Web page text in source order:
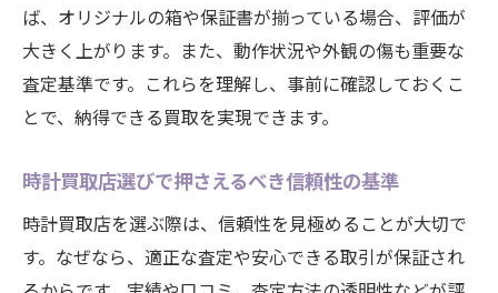
ば、オリジナルの箱や保証書が揃っている場合、評価が
大きく上がります。また、動作状況や外観の傷も重要な
査定基準です。これらを理解し、事前に確認しておくこ
とで、納得できる買取を実現できます。
時計買取店選びで押さえるべき信頼性の基準
時計買取店を選ぶ際は、信頼性を見極めることが大切で
す。なぜなら、適正な査定や安心できる取引が保証され